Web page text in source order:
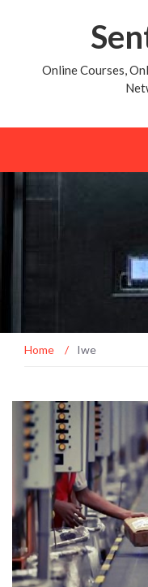
Online Courses,
Home / Iwe